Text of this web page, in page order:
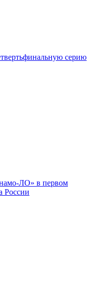
серию
ЛО» в первом
России